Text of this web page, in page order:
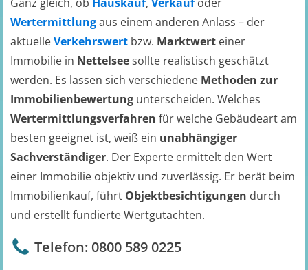
Wertermittlungaus einem anderen Anlass – der
aktuelleVerkehrswert bzw. Marktwert einer
Immobilie in Nettelseesollte realistisch geschätzt
werden. Es lassen sich verschiedene Methoden zur
Immobilienbewertung unterscheiden. Welches
Wertermittlungsverfahren für welche Gebäudeart am
besten geeignet ist, weiß ein unabhängiger
Sachverständiger. Der Experte ermittelt den Wert
einer Immobilie objektiv und zuverlässig. Er berät beim
Immobilienkauf, führt Objektbesichtigungen durch
und erstellt fundierte Wertgutachten.
Telefon: 0800 589 0225